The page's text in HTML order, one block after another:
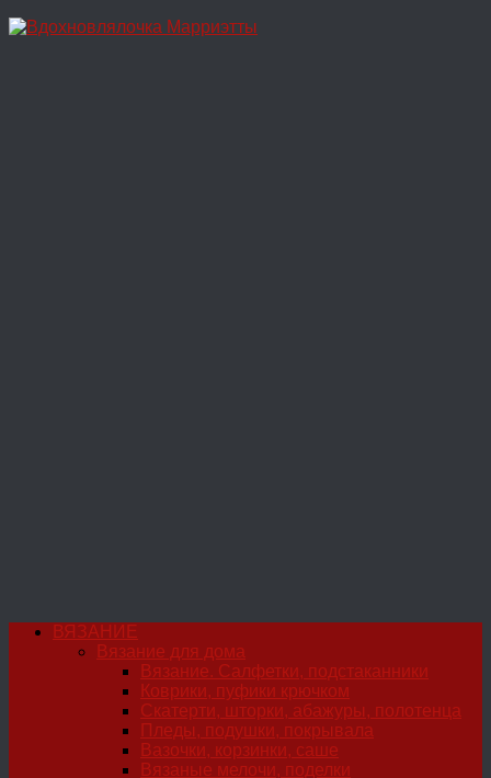
Перейти
ВЯЗАНИЕ
Вязание для дома
Вязание. Салфетки, подстаканники
Коврики, пуфики крючком
Скатерти, шторки, абажуры, полотенца
Пледы, подушки, покрывала
Вазочки, корзинки, саше
Вязаные мелочи, поделки